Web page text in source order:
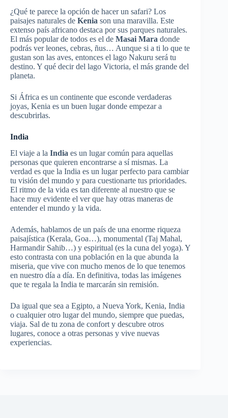
¿Qué te parece la opción de hacer un safari? Los
paisajes naturales de Kenia son una maravilla. Este
extenso país africano destaca por sus parques naturales.
El más popular de todos es el de Masai Mara donde
podrás ver leones, cebras, ñus… Aunque si a ti lo que te
gustan son las aves, entonces el lago Nakuru será tu
destino. Y qué decir del lago Victoria, el más grande del
planeta.
Si África es un continente que esconde verdaderas
joyas, Kenia es un buen lugar donde empezar a
descubrirlas.
India
El viaje a la India es un lugar común para aquellas
personas que quieren encontrarse a sí mismas. La
verdad es que la India es un lugar perfecto para cambiar
tu visión del mundo y para cuestionarte tus prioridades.
El ritmo de la vida es tan diferente al nuestro que se
hace muy evidente el ver que hay otras maneras de
entender el mundo y la vida.
Además, hablamos de un país de una enorme riqueza
paisajística (Kerala, Goa…), monumental (Taj Mahal,
Harmandir Sahib…) y espiritual (es la cuna del yoga). Y
esto contrasta con una población en la que abunda la
miseria, que vive con mucho menos de lo que tenemos
en nuestro día a día. En definitiva, todas las imágenes
que te regala la India te marcarán sin remisión.
Da igual que sea a Egipto, a Nueva York, Kenia, India
o cualquier otro lugar del mundo, siempre que puedas,
viaja. Sal de tu zona de confort y descubre otros
lugares, conoce a otras personas y vive nuevas
experiencias.